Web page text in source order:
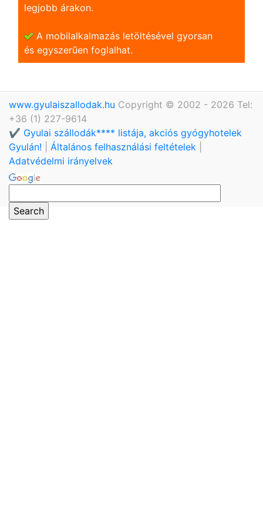
legjobb árakon.
A mobilalkalmazás letöltésével gyorsan
és egyszerũen foglalhat.
www.gyulaiszallodak.hu Copyright © 2002 - 2026 Tel:
+36 (1) 227-9614
✔️ Gyulai szállodák**** listája, akciós gyógyhotelek
Gyulán!
Általános felhasználási feltételek
Adatvédelmi irányelvek